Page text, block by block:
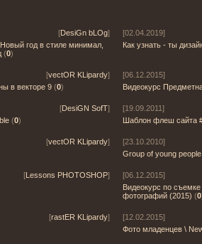
[DesiGn bLOg]
год в стиле минимал,
(0)
[02.04.2019]
Как узнать - ты
[vectOR KLipardy]
в векторе 9 (0)
[06.12.2015]
Видеокурс
[DesiGN SofT]
(0)
[19.09.2011]
Шаблон флеш сайта
[vectOR KLipardy]
[23.10.2010]
Group of young people
[Lessons PHOTOSHOP]
[06.12.2015]
Видеокурс по
фотографий (2015) (0
[rastER KLipardy]
[12.02.2015]
Фото младенцев \